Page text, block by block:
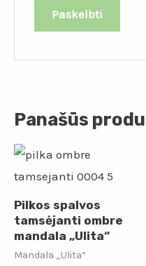
Panašūs
Pilkos spalvos
tamsėjanti ombre
mandala „Ulita“
Mandala „Ulita“